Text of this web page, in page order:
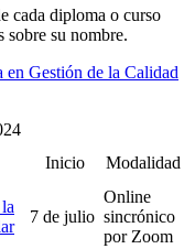
cada diploma o curso
sobre su nombre.
en Gestión de la Calidad
Inicio
Modalidad
7 de julio
Online
sincrónico
por Zoom